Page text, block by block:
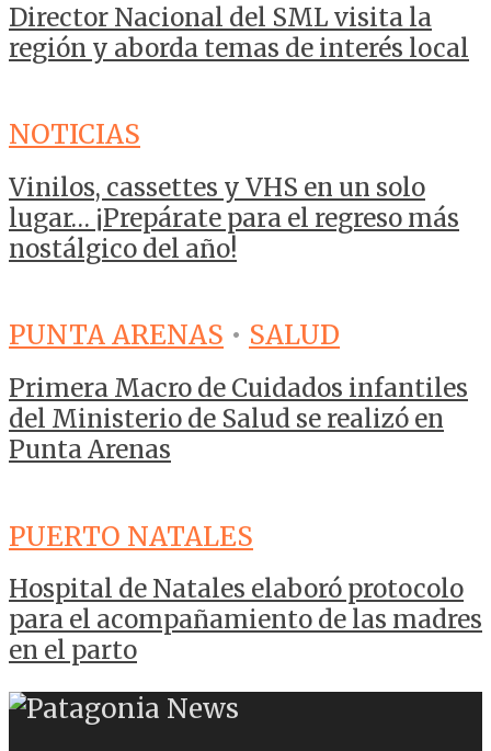
Director Nacional del SML visita la
región y aborda temas de interés local
NOTICIAS
Vinilos, cassettes y VHS en un solo
lugar… ¡Prepárate para el regreso más
nostálgico del año!
PUNTA ARENAS • SALUD
Primera Macro de Cuidados infantiles
del Ministerio de Salud se realizó en
Punta Arenas
PUERTO NATALES
Hospital de Natales elaboró protocolo
para el acompañamiento de las madres
en el parto